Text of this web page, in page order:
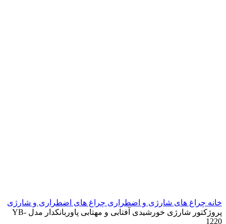
خانه چراغ های شارژی و اضطراری چراغ های اضطراری و شارژی
پروژکتور شارژی خورشیدی آفتابی و مهتابی پاوربانکدار مدل YB-
1220